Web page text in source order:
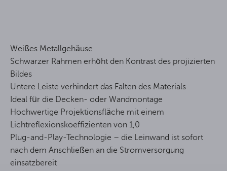
Weißes Metallgehäuse
Schwarzer Rahmen erhöht den Kontrast des projizierten
Bildes
Untere Leiste verhindert das Falten des Materials
Ideal für die Decken- oder Wandmontage
Hochwertige Projektionsfläche mit einem
Lichtreflexionskoeffizienten von 1,0
Plug-and-Play-Technologie – die Leinwand ist sofort
nach dem Anschließen an die Stromversorgung
einsatzbereit